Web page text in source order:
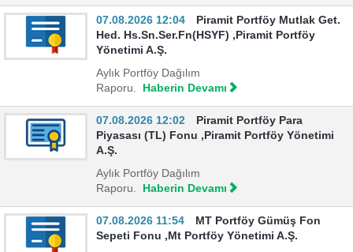
07.08.2026 12:04
Piramit Portföy Mutlak Get.
Hed. Hs.Sn.Ser.Fn(HSYF) ,Piramit Portföy
Yönetimi A.Ş.
Aylık Portföy Dağılım
Raporu. Haberin Devamı
07.08.2026 12:02
Piramit Portföy Para
Piyasası (TL) Fonu ,Piramit Portföy Yönetimi
A.Ş.
Aylık Portföy Dağılım
Raporu. Haberin Devamı
07.08.2026 11:54
MT Portföy Gümüş Fon
Sepeti Fonu ,Mt Portföy Yönetimi A.Ş.